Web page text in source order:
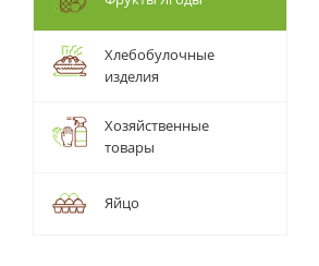
Хлебобулочные
изделия
Хозяйственные
товары
Яйцо